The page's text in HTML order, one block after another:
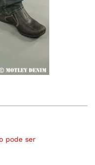
pode ser